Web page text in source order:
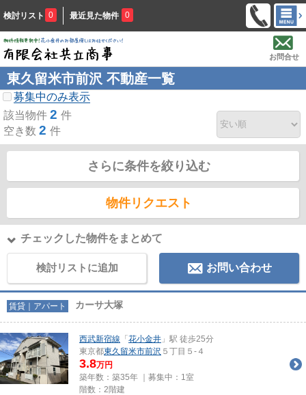
検討リスト 0 最近見た物件 0
お問合せ
東久留米市前沢 不動産一覧
募集中のみ表示
該当物件 2 件
空き数 2 件
さらに条件を絞り込む
物件リクエスト
チェックした物件をまとめて
検討リストに追加 お問い合わせ
賃貸｜アパート カーサ大塚
西武新宿線 「 花小金井 」駅 徒歩25分
東京都東久留米市前沢 ５丁目５-４
3.8万円
築年数：築35年 ｜募集中： 1室
階数：2階建